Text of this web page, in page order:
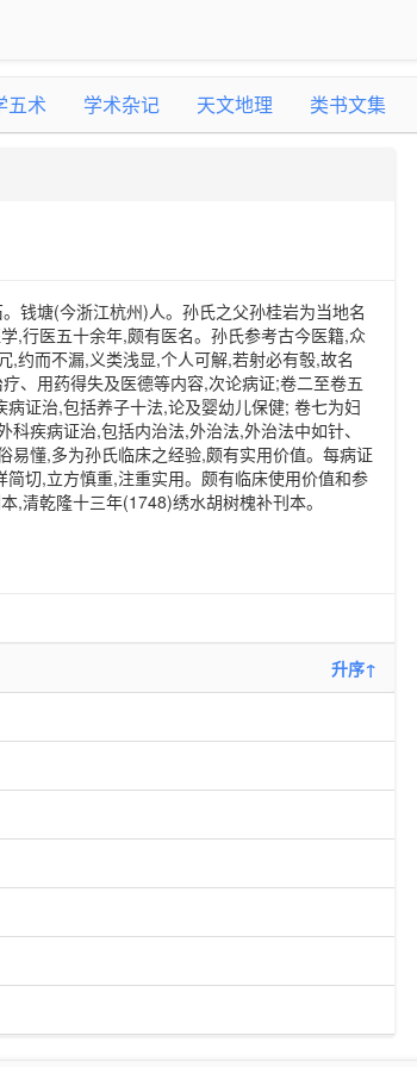
五术 学术杂记 天文地理 类书文集
钱塘(今浙江杭州)人。孙氏之父孙桂岩为当地名
,行医五十余年,颇有医名。孙氏参考古今医籍,众
,约而不漏,义类浅显,个人可解,若射必有彀,故名
、用药得失及医德等内容,次论病证;卷二至卷五
证治,包括养子十法,论及婴幼儿保健; 卷七为妇
疾病证治,包括内治法,外治法,外治法中如针、
易懂,多为孙氏临床之经验,颇有实用价值。每病证
切,立方慎重,注重实用。颇有临床使用价值和参
清乾隆十三年(1748)绣水胡树槐补刊本。
升序↑